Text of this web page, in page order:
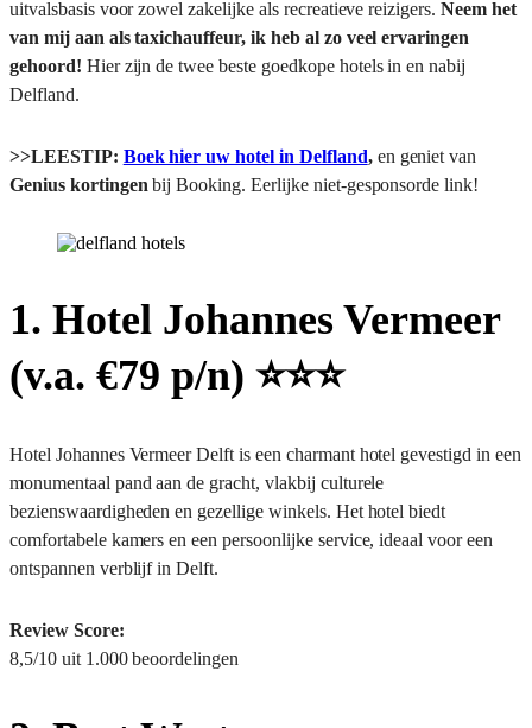
uitvalsbasis voor zowel zakelijke als recreatieve reizigers.Neem het
van mij aan als taxichauffeur, ik heb al zo veel ervaringen
gehoord! Hier zijn de twee beste goedkope hotels in en nabij
Delfland.
>>LEESTIP: Boek hier uw hotel in Delfland, en geniet van
Genius kortingen bij Booking. Eerlijke niet-gesponsorde link!
1. Hotel Johannes Vermeer
(v.a. €79 p/n) ⭐️⭐️⭐️
Hotel Johannes Vermeer Delft is een charmant hotel gevestigd in een
monumentaal pand aan de gracht, vlakbij culturele
bezienswaardigheden en gezellige winkels. Het hotel biedt
comfortabele kamers en een persoonlijke service, ideaal voor een
ontspannen verblijf in Delft.
Review Score:
8,5/10 uit 1.000 beoordelingen